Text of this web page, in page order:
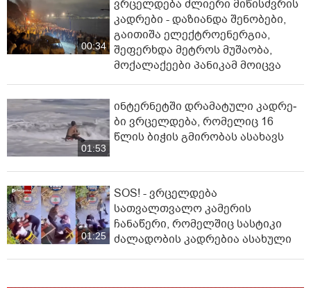
00:34
ვრცელდება ძლიერი მიწისძვრის
კადრები - დაზიანდა შენობები,
გაითიშა ელექტროენერგია,
შეფერხდა მეტროს მუშაობა,
მოქალაქეები პანიკამ მოიცვა
01:53
ინ­ტერ­ნეტ­ში დრა­მა­ტუ­ლი კად­რე­
ბი ვრცელდება, რომელიც 16
წლის ბიჭის გმირობას ასახავს
01:25
SOS! - ვრცელდება
სათვალთვალო კამერის
ჩანაწერი, რომელშიც სასტიკი
ძალადობის კადრებია ასახული